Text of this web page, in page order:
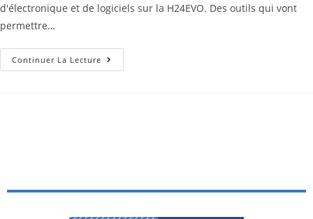
d'électronique et de logiciels sur la H24EVO. Des outils qui vont
permettre…
Continuer La Lecture